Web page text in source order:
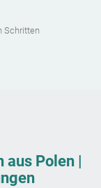
Schritten
Polen |